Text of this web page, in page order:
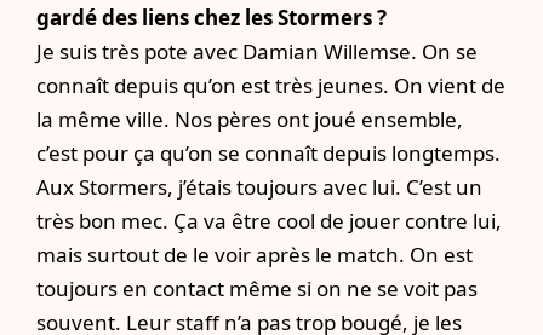
gardé des liens chez les Stormers ?
Je suis très pote avec Damian Willemse. On se
connaît depuis qu’on est très jeunes. On vient de
la même ville. Nos pères ont joué ensemble,
c’est pour ça qu’on se connaît depuis longtemps.
Aux Stormers, j’étais toujours avec lui. C’est un
très bon mec. Ça va être cool de jouer contre lui,
mais surtout de le voir après le match. On est
toujours en contact même si on ne se voit pas
souvent. Leur staff n’a pas trop bougé, je les